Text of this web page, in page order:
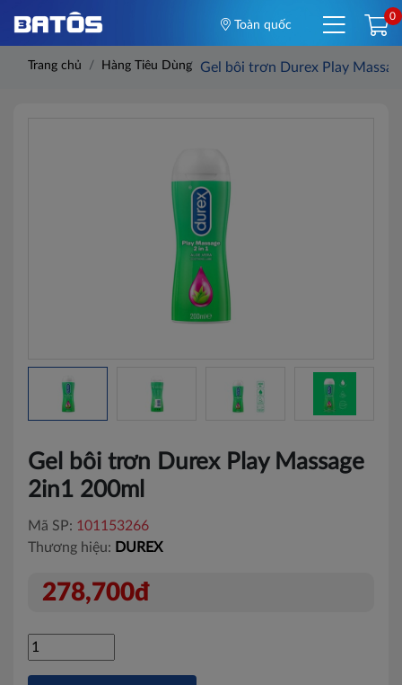
Toàn quốc
0
Trang chủ Hàng Tiêu Dùng Gel bôi trơn Durex Play
Gel bôi trơn Durex Play Massage
2in1 200ml
Mã SP: 101153266
Thương hiệu: DUREX
278,700đ